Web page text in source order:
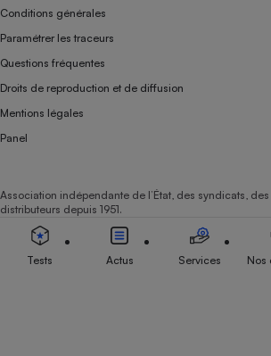
Conditions générales
Paramétrer les traceurs
Questions fréquentes
Droits de reproduction et de diffusion
Mentions légales
Panel
Association indépendante de l’État, des syndicats,
distributeurs depuis 1951.
Tests Actus Services Nos